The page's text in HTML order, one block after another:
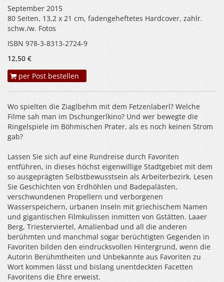
September 2015
80 Seiten, 13,2 x 21 cm, fadengeheftetes Hardcover, zahlr.
schw./w. Fotos
ISBN 978-3-8313-2724-9
12,50 €
per Post bestellen
Wo spielten die Ziaglbehm mit dem Fetzenlaberl? Welche
Filme sah man im Dschungerlkino? Und wer bewegte die
Ringelspiele im Böhmischen Prater, als es noch keinen Strom
gab?
Lassen Sie sich auf eine Rundreise durch Favoriten
entführen, in dieses höchst eigenwillige Stadtgebiet mit dem
so ausgeprägten Selbstbewusstsein als Arbeiterbezirk. Lesen
Sie Geschichten von Erdhöhlen und Badepalästen,
verschwundenen Propellern und verborgenen
Wasserspeichern, urbanen Inseln mit griechischem Namen
und gigantischen Filmkulissen inmitten von Gstätten. Laaer
Berg, Triesterviertel, Amalienbad und all die anderen
berühmten und manchmal sogar berüchtigten Gegenden in
Favoriten bilden den eindrucksvollen Hintergrund, wenn die
Autorin Berühmtheiten und Unbekannte aus Favoriten zu
Wort kommen lässt und bislang unentdeckten Facetten
Favoritens die Ehre erweist.